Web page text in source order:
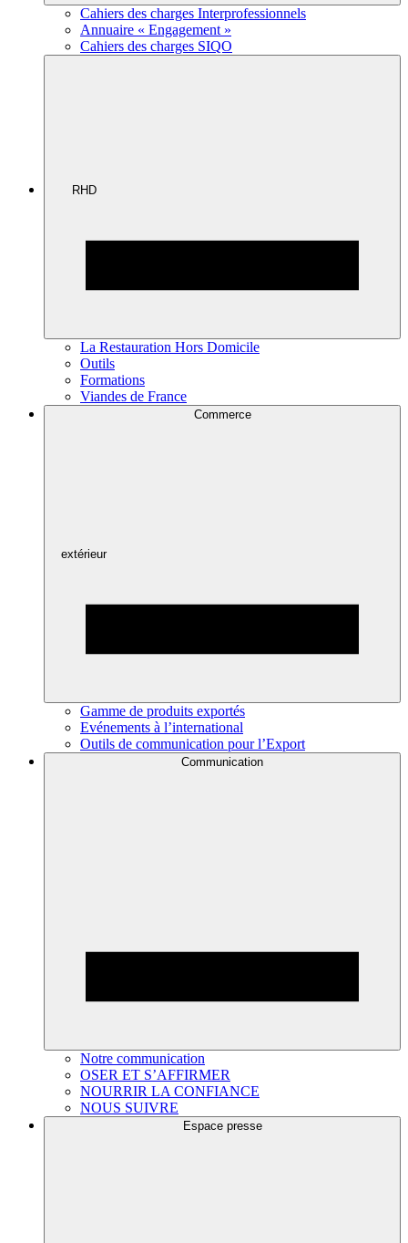
Cahiers des charges Interprofessionnels
Annuaire « Engagement »
Cahiers des charges SIQO
RHD
La Restauration Hors Domicile
Outils
Formations
Viandes de France
Commerce
extérieur
Gamme de produits exportés
Evénements à l’international
Outils de communication pour l’Export
Communication
Notre communication
OSER ET S’AFFIRMER
NOURRIR LA CONFIANCE
NOUS SUIVRE
Espace presse